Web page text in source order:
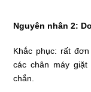
Nguyên nhân 2:
Khắc phục: rất
các chân máy
chắn.